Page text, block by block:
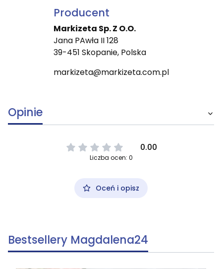
Producent
Markizeta Sp. Z O.O.
Jana PAwła II 128
39-451 Skopanie, Polska
markizeta@markizeta.com.pl
Opinie
0.00
Liczba ocen: 0
Oceń i opisz
Bestsellery Magdalena24